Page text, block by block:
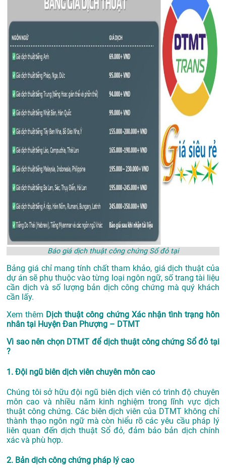
Báo giá dịch thuật công chứng Sổ đỏ tại
Bảng giá chỉ mang tính chất tham khảo, giá dịch thuật của
dự án sẽ phụ thuộc vào từng loại ngôn ngữ, số trang tài liệu
cần dịch và số lượng bản dịch công chứng mà quý khách
cần lấy.
Xem thêm Dịch thuật công chứng Xác nhận tình trạng hôn
nhân tại Huyện Đan Phượng – DTMT
Vì sao nên chọn DTMT để dịch thuật công chứng Sổ đỏ tại
?
1. Đội ngũ biên dịch viên chuyên môn cao
Chúng tôi sở hữu đội ngũ biên dịch viên có trình độ chuyên
môn cao và nhiều năm kinh nghiệm trong lĩnh vực dịch
thuật công chứng. Các biên dịch viên của DTMT không chỉ
thành thạo ngôn ngữ mà còn hiểu rõ các yêu cầu pháp lý
liên quan đến dịch thuật Sổ đỏ, đảm bảo bản dịch chính
xác và phù hợp.
2. Bản dịch công chứng pháp lý cao